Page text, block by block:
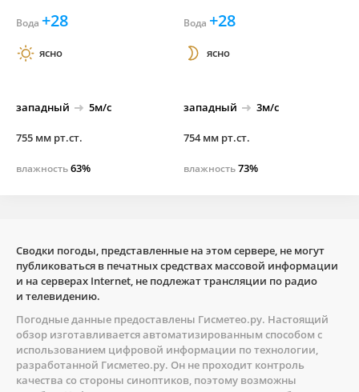
Вода +28
ясно
западный 5м/с
755 мм рт.ст.
влажность63%
Вода +28
ясно
западный 3м/с
754 мм рт.ст.
влажность73%
Сводки погоды, представленные на этом сервере, не могут
публиковаться в печатных средствах массовой информации
и на серверах Internet, не подлежат трансляции по радио
и телевидению.
Погодные данные предоставлены Гисметео.ру. Настоящий
обзор изготавливается автоматизированным способом с
использованием цифровой информации по технологии,
разработанной Гисметео.ру. Он не проходит контроль
качества со стороны синоптиков, поэтому возможны